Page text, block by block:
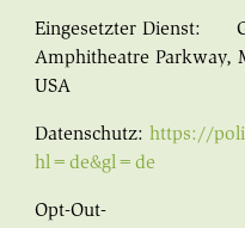
Eingesetzter Dienst:
Amphitheatre Parkway,
USA
Datenschutz: https://
hl=de&gl=de
Opt-Out-